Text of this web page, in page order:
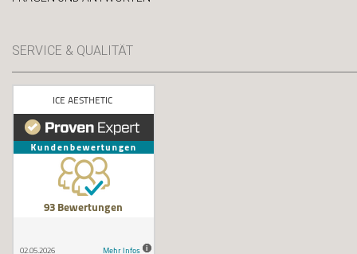
SERVICE & QUALITÄT